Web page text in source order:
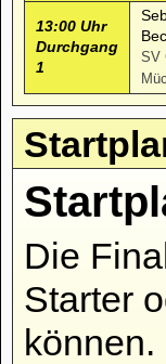
13:00 Uhr
Durchgang
1
SV
Die
Starter
können.